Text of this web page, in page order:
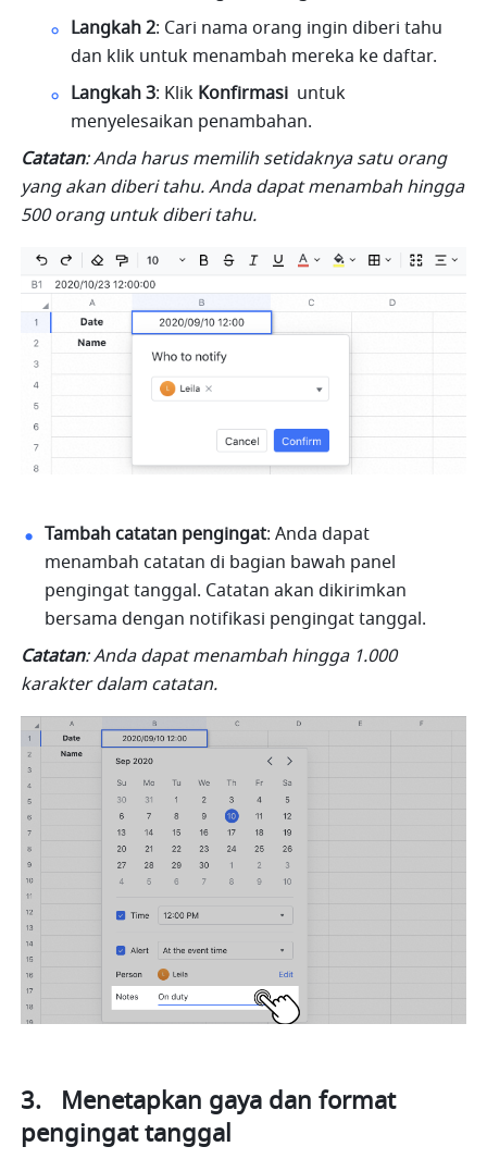
Langkah 2: Cari nama orang ingin diberi tahu
dan klik untuk menambah mereka ke daftar.
Langkah 3: Klik Konfirmasi
  untuk
menyelesaikan penambahan.
Catatan: Anda harus memilih setidaknya satu orang
yang akan diberi tahu. Anda dapat menambah hingga
500 orang untuk diberi tahu.
Tambah catatan pengingat: Anda dapat
menambah catatan di bagian bawah panel
pengingat tanggal. Catatan akan dikirimkan
bersama dengan notifikasi pengingat tanggal.
Catatan: Anda dapat menambah hingga 1.000
karakter dalam catatan.
3.   Menetapkan gaya dan format
pengingat tanggal